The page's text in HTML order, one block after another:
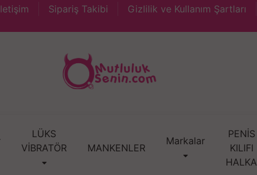
Sipariş Takibi Gizlilik ve Kullanım Şartları
LÜKS
VİBRATÖR
MANKENLER
Markalar
PENİS
KILIFI
HALKA